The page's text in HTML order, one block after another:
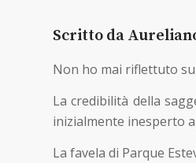
Scritto da
Non ho mai riflettuto
La credibilità della
inizialmente inesperto
La favela di Parque